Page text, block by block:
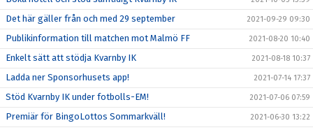
Det här gäller från och med 29 september 2021-09-29 09:30
Publikinformation till matchen mot Malmö FF 2021-08-20 10:40
Enkelt sätt att stödja Kvarnby IK 2021-08-18 10:37
Ladda ner Sponsorhusets app! 2021-07-14 17:37
Stöd Kvarnby IK under fotbolls-EM! 2021-07-06 07:59
Premiär för BingoLottos Sommarkväll! 2021-06-30 13:22